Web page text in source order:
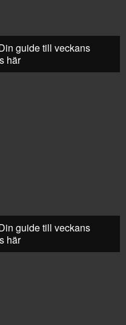
guide till veckans
här
guide till veckans
här